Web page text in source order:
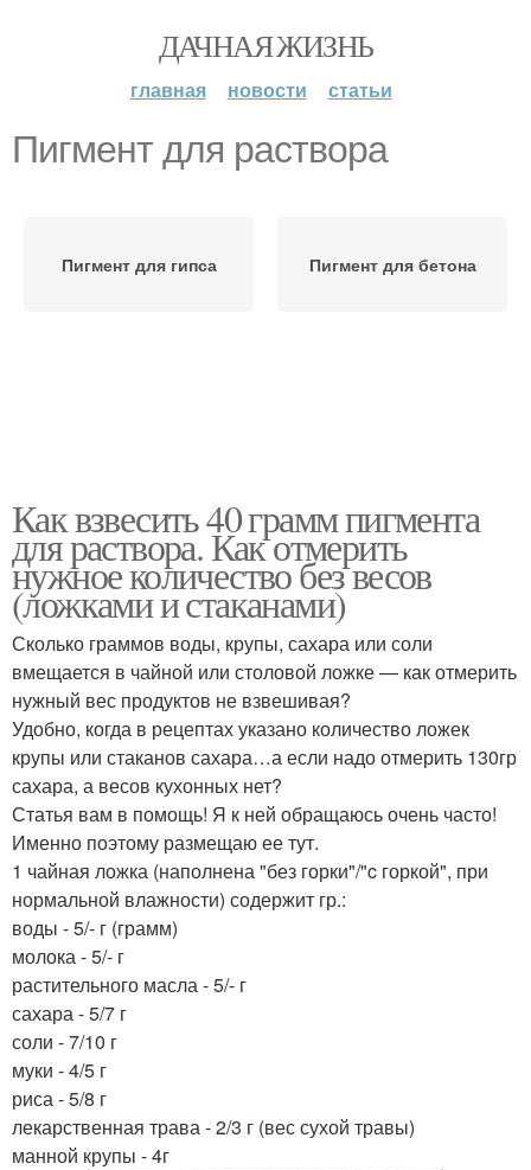
ДАЧНАЯ ЖИЗНЬ
главная новости статьи
Пигмент для раствора
Пигмент для гипса Пигмент для бетона
Как взвесить 40 грамм пигмента
для раствора. Как отмерить
нужное количество без весов
(ложками и стаканами)
Сколько граммов воды, крупы, сахара или соли
вмещается в чайной или столовой ложке — как отмерить
нужный вес продуктов не взвешивая?
Удобно, когда в рецептах указано количество ложек
крупы или стаканов сахара…а если надо отмерить 130гр
сахара, а весов кухонных нет?
Статья вам в помощь! Я к ней обращаюсь очень часто!
Именно поэтому размещаю ее тут.
1 чайная ложка (наполнена "без горки"/"c горкой", при
нормальной влажности) содержит гр.:
воды - 5/- г (грамм)
молока - 5/- г
растительного масла - 5/- г
сахара - 5/7 г
соли - 7/10 г
муки - 4/5 г
риса - 5/8 г
лекарственная трава - 2/3 г (вес сухой травы)
манной крупы - 4г